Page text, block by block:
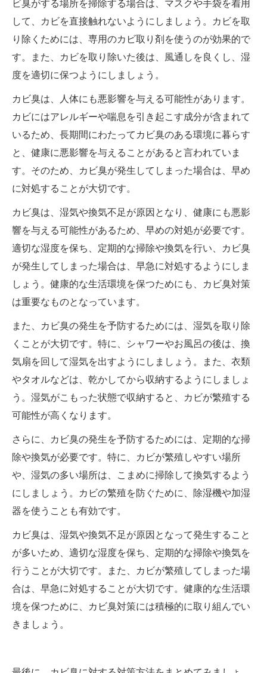
ビ臭がする場所を掃除する場合は、マスクや手袋を着用
して、カビを直接触れないようにしましょう。カビを取
り除くためには、専用のカビ取り剤を使うのが効果的で
す。また、カビを取り除いた後は、風通しを良くし、湿
度を適切に保つようにしましょう。
カビ臭は、人体にも悪影響を与える可能性があります。
カビにはアレルギーや喘息を引き起こす成分が含まれて
いるため、長期間にわたってカビ臭のある環境に暮らす
と、健康に悪影響を与えることがあると言われていま
す。そのため、カビ臭が発生してしまった場合は、早め
に対処することが大切です。
カビ臭は、湿気や換気不足が原因となり、健康にも悪影
響を与える可能性があるため、早めの対処が必要です。
適切な湿度を保ち、定期的な掃除や換気を行い、カビ臭
が発生してしまった場合は、早急に対処するようにしま
しょう。健康的な生活環境を保つためにも、カビ臭対策
は重要なものとなっています。
また、カビ臭の発生を予防するためには、湿気を取り除
くことが大切です。特に、シャワーやお風呂の後は、換
気扇を回して湿気を出すようにしましょう。また、衣類
やタオルなどは、乾かしてから収納するようにしましょ
う。湿気がこもった状態で収納すると、カビが繁殖する
可能性が高くなります。
さらに、カビ臭の発生を予防するためには、定期的な掃
除や換気が必要です。特に、カビが繁殖しやすい場所
や、湿気の多い場所は、こまめに掃除して換気するよう
にしましょう。カビの繁殖を防ぐために、除湿機や加湿
器を使うことも有効です。
カビ臭は、湿気や換気不足が原因となって発生すること
が多いため、適切な湿度を保ち、定期的な掃除や換気を
行うことが大切です。また、カビが繁殖してしまった場
合は、早急に対処することが大切です。健康的な生活環
境を保つために、カビ臭対策には積極的に取り組んでい
きましょう。